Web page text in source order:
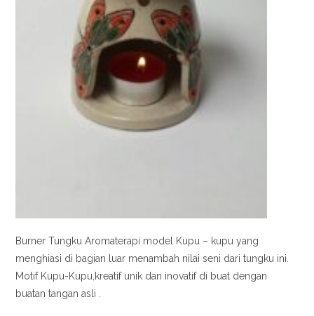
Burner Tungku Aromaterapi model Kupu – kupu yang
menghiasi di bagian luar menambah nilai seni dari tungku ini.
Motif Kupu-Kupu,kreatif unik dan inovatif di buat dengan
buatan tangan asli .